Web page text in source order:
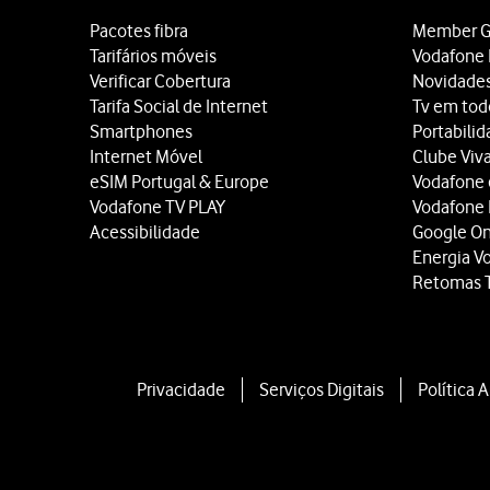
Pacotes fibra
Tarifários móveis
Verificar Cobertura
Tarifa Social de Internet
Smartphones
Internet Móvel
eSIM Portugal & Europe
Vodafone TV PLAY
Acessibilidade
Member
Vodafone
Tv em
Clube Viva
Vodafone
Vodafone
Google
Energia
Retomas
Privacidade Serviços Digitais Política